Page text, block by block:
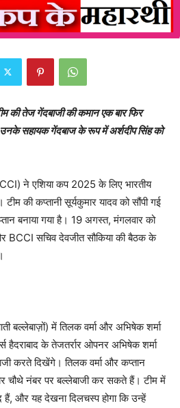
तेज गेंदबाजी की कमान एक बार फिर
उनके सहायक गेंदबाज के रूप में अर्शदीप सिंह को
ने एशिया कप 2025 के लिए भारतीय
की कप्तानी सूर्यकुमार यादव को सौंपी गई
बनाया गया है। 19 अगस्त, मंगलवार को
सचिव देवजीत सौकिया की बैठक के
बल्लेबाज़ों) में तिलक वर्मा और अभिषेक शर्मा
हैदराबाद के तेजतर्रार ओपनर अभिषेक शर्मा
करते दिखेंगे। तिलक वर्मा और कप्तान
चौथे नंबर पर बल्लेबाजी कर सकते हैं। टीम में
और यह देखना दिलचस्प होगा कि उन्हें